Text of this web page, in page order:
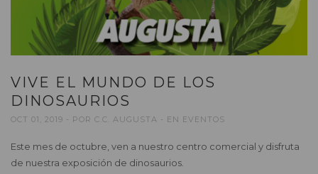
VIVE EL MUNDO DE LOS
DINOSAURIOS
OCT 01, 2019 POR C.C. AUGUSTA EN EVENTOS
Este mes de octubre, ven a nuestro centro comercial y disfruta
de nuestra exposición de dinosaurios.